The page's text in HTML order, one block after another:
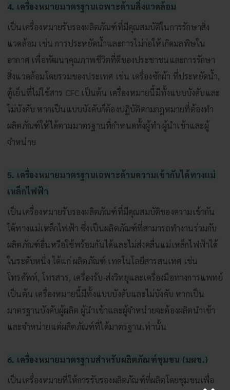
4. เครื่องหมายมาตรฐานเฉพาะด้านสิ่งแวดล้อม
เป็นเครื่องหมายรับรองผลิตภัณฑ์ที่มีคุณสมบัติในการรักษาสิ่ง
แวดล้อม เช่น การประหยัดน้ำและการไม่ก่อให้เกิดมลพิษใน
อากาศ เพื่อพัฒนาคุณภาพชีวิตที่ดีของประชาชนและการรักษา
สิ่งแวดล้อมโดยรวมของประเทศ เช่น เครื่องซักผ้า ที่ประหยัดน้ำ,
ตู้เย็นที่ไม่ใช้สาร CFC เป็นต้น เครื่องหมายนี้มีทั้งแบบบังคับและ
ไม่บังคับ หากเป็นแบบบังคับก็ต้องปฏิบัติตามกฎหมายที่ต้องทำ
ผลิตภัณฑ์ให้ได้ตามมาตรฐานที่กำหนดทั้งผู้ทำ ผู้นำเข้าและผู้
จำหน่าย
5. เครื่องหมายมาตรฐานเฉพาะด้านความเข้ากันได้ทางแม่
เหล็กไฟฟ้า
เป็นเครื่องหมายรับรองผลิตภัณฑ์ที่มีคุณสมบัติของความเข้ากัน
ได้ทางแม่เหล็กไฟฟ้า ซึ่งเป็นผลิตภัณฑ์ที่สามารถทำงานร่วมกับ
ผลิตภัณฑ์อื่นหรือใช้พร้อมกันได้และไม่ส่งคลื่นแม่เหล็กไฟฟ้าได้
ในระดับหนึ่ง ได้แก่ ผลิตภัณฑ์ เทคโนโลยีสารสนเทศ เช่น
โทรศัพท์, โทรสาร, เครื่องรับ-ส่งวิทยุและเครื่องมือทางการแพทย์
เป็นต้น เครื่องหมายนี้มีทั้งแบบบังคับและไม่บังคับ หากเป็น
มาตรฐานบังคับผู้ผลิต ผู้นำเข้าและผู้จำหน่ายจะต้องผลิตนำเข้า
และจำหน่ายแต่ผลิตภัณฑ์ที่ได้มาตรฐานเท่านั้น
6. เครื่องหมายมาตรฐานสำหรับผลิตภัณฑ์ชุมชน (มผช.)
เป็นเครื่องหมายที่ให้การรับรองผลิตภัณฑ์ที่ผลิตโดยชุมชนเพื่อ